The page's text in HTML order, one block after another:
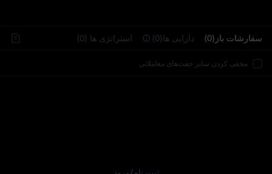
سفارشات باز(0) دارایی‌ ها(0) استراتژی‌ ها (0)
مخفی کردن سایر جفت‌های معاملاتی